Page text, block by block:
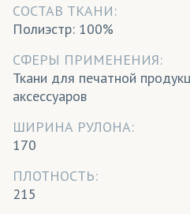
CОСТАВ ТКАНИ:
Полиэстр: 100%
СФЕРЫ ПРИМЕНЕНИЯ:
Ткани для печатной
аксессуаров
ШИРИНА РУЛОНА:
170
ПЛОТНОСТЬ:
215